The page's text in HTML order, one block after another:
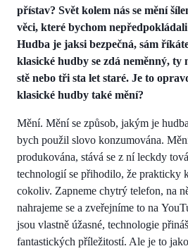
přístav? Svět kolem nás se mění
věci, které bychom
Hudba je jaksi bezpečná, sám
klasické hudby se zdá neměnný, ty
stě nebo tři sta let staré. Je to
klasické hudby také mění?
Mění. Mění se způsob, jakým je
bych použil slovo konzumována.
produkována, stává se z ní leckdy
technologií se přihodilo, že prakticky
cokoliv. Zapneme chytrý telefon, na
nahrajeme se a zveřejníme to na
jsou vlastně úžasné, technologie
fantastických příležitostí. Ale je to